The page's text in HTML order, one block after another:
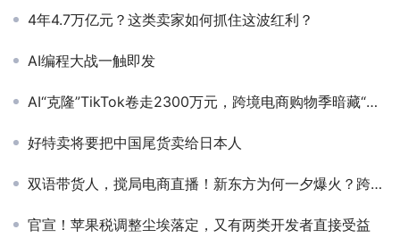
4年4.7万亿元？这类卖家如何抓住这波红利？
AI编程大战一触即发
AI“克隆”TikTok卷走2300万元，跨境电商购物季暗藏“杀猪盘”
好特卖将要把中国尾货卖给日本人
双语带货人，搅局电商直播！新东方为何一夕爆火？跨境电商洗牌巨变，卖家如何看危中寻机？
官宣！苹果税调整尘埃落定，又有两类开发者直接受益